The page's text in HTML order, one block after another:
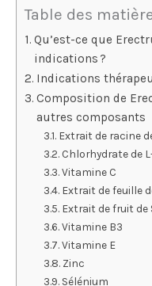
Table des
Qu’est-ce que
indications ?
Indications
Composition de
autres composants
Extrait de racine
Chlorhydrate de
Vitamine C
Extrait de feuille
Extrait de fruit de
Vitamine B3
Vitamine E
Zinc
Sélénium